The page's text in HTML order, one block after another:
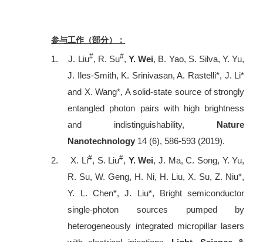
参与工作（部分）：
1. J. Liu#, R. Su#,Y. Wei, B. Yao, S. Silva, Y. Yu,
J. Iles-Smith, K. Srinivasan, A. Rastelli*, J. Li*
and X. Wang*, A solid-state source of strongly
entangled photon pairs with high brightness
and indistinguishability, Nature
Nanotechnology 14 (6), 586-593 (2019).
2.
X. Li#, S. Liu#, Y. Wei, J. Ma, C. Song, Y. Yu,
R. Su, W. Geng, H. Ni, H. Liu, X. Su, Z. Niu*,
Y. L. Chen*, J. Liu*, Bright semiconductor
single-photon sources pumped by
heterogeneously integrated micropillar lasers